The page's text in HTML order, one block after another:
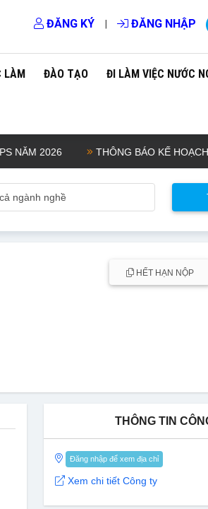
ĐĂNG KÝ | ĐĂNG NHẬP
LÀM ĐÀO TẠO ĐI LÀM VIỆC NƯỚC
2026 THÔNG BÁO KẾ HOẠCH
HẾT HẠN NỘP
THÔNG TIN
Đăng nhập để xem địa chỉ
Xem chi tiết Công ty